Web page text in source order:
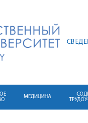
МЕДИЦИНА